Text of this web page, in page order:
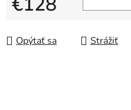
Opýtať sa Strážiť